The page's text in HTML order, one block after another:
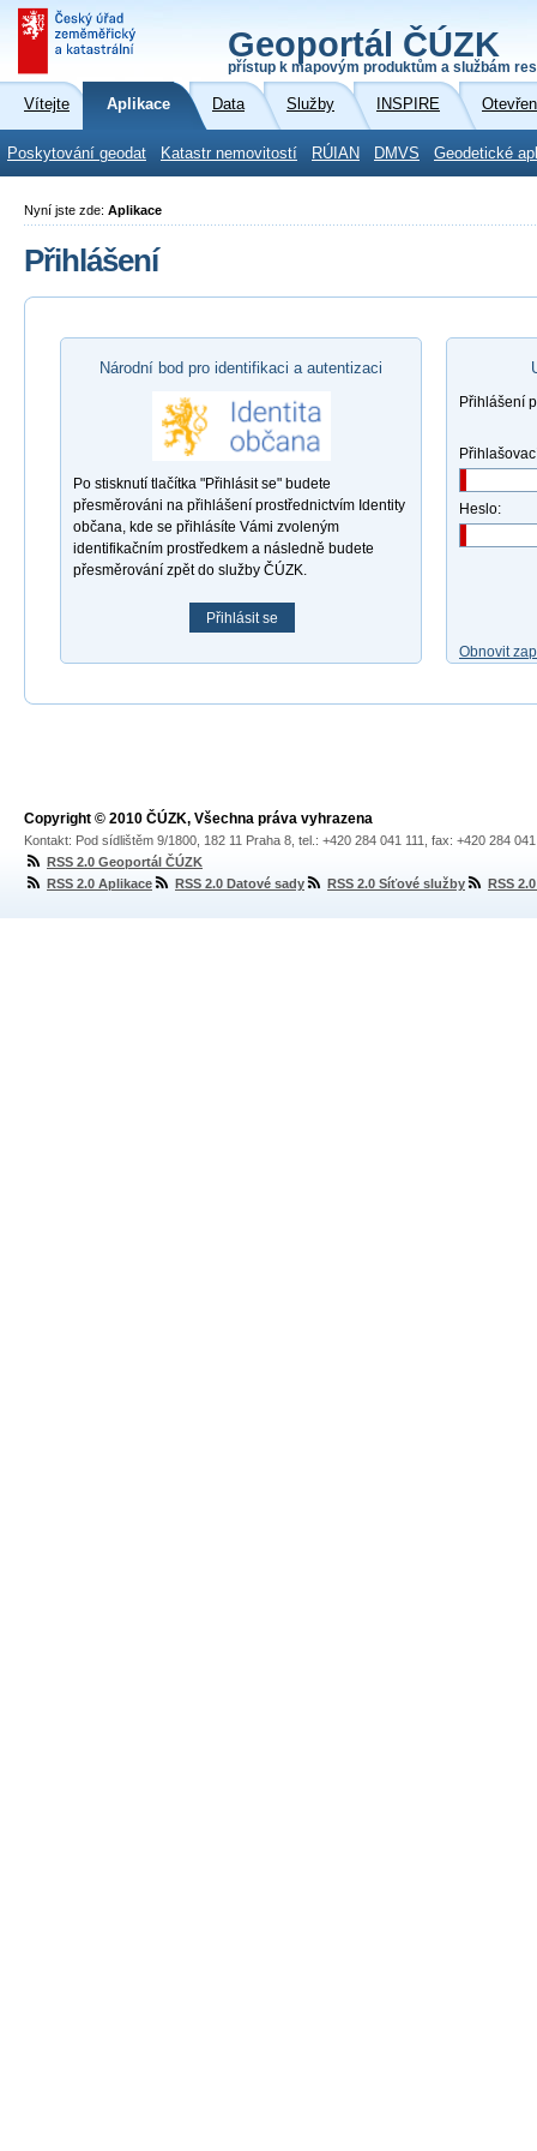
Geoportál ČÚZK
přístup k mapovým produktům a službám
Vítejte Aplikace Data Služby INSPIRE
Poskytování geodat Katastr nemovitostí RÚIAN DMVS Geodetické
Nyní jste zde: Aplikace
Přihlášení
Národní bod pro identifikaci a autentizaci
Po stisknutí tlačítka "Přihlásit se" budete
přesměrováni na přihlášení prostřednictvím Identity
občana, kde se přihlásíte Vámi zvoleným
identifikačním prostředkem a následně budete
přesměrování zpět do služby ČÚZK.
Přihlásit se
Přihlášení
Heslo:
Obnovit
Copyright © 2010 ČÚZK, Všechna práva vyhrazena
Kontakt: Pod sídlištěm 9/1800, 182 11 Praha 8, tel.: +420 284 041 111, fax: +420 284
RSS 2.0 Geoportál ČÚZK
RSS 2.0 Aplikace
RSS 2.0 Datové sady RSS 2.0 Síťové služby RSS